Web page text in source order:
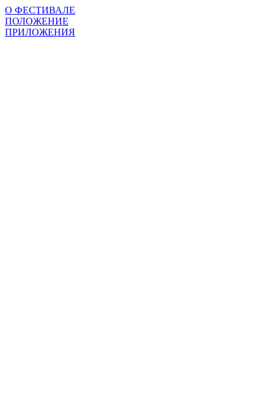
О ФЕСТИВАЛЕ
ПОЛОЖЕНИЕ
ПРИЛОЖЕНИЯ